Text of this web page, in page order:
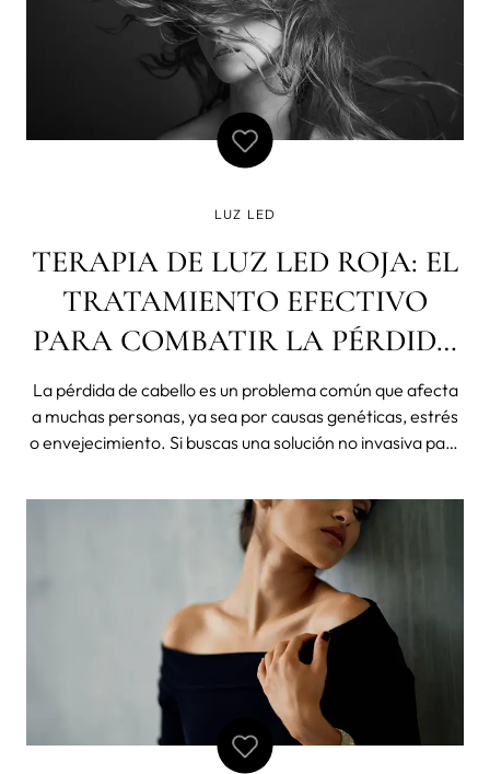
LUZ LED
TERAPIA DE LUZ LED ROJA: EL
TRATAMIENTO EFECTIVO
PARA COMBATIR LA PÉRDIDA
DE CABELLO Y FORTALECERLO
La pérdida de cabello es un problema común que afecta
a muchas personas, ya sea por causas genéticas, estrés
o envejecimiento. Si buscas una solución no invasiva para
rotura, la terapia de luz LED roja puede ser la opción que
necesitas.